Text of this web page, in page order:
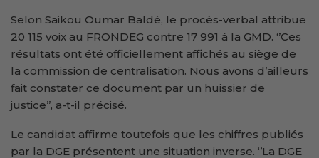
Selon Saikou Oumar Baldé, le procès-verbal attribue
20 115 voix au FRONDEG contre 17 991 à la GMD. ‘’Ces
résultats ont été officiellement affichés au siège de
la commission de centralisation. Nous avons d’ailleurs
fait constater ce document par un huissier de
justice’’, a-t-il précisé.
Le candidat affirme toutefois que les chiffres publiés
par la DGE présentent une situation inverse. ‘’La DGE